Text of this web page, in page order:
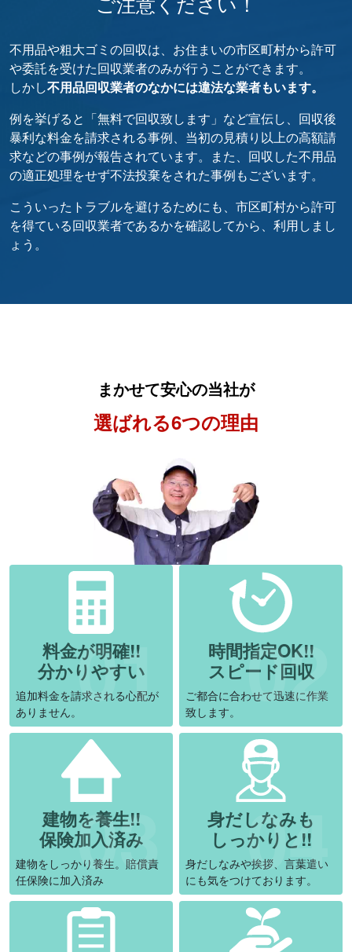
不用品や粗大ゴミの回収は、お住まいの市区町村から許可
や委託を受けた回収業者のみが行うことができます。
しかし不用品回収業者のなかには違法な業者もいます。
例を挙げると「無料で回収致します」など宣伝し、回収後
暴利な料金を請求される事例、当初の見積り以上の高額請
求などの事例が報告されています。また、回収した不用品
の適正処理をせず不法投棄をされた事例もございます。
こういったトラブルを避けるためにも、市区町村から許可
を得ている回収業者であるかを確認してから、利用しまし
ょう。
まかせて安心の当社が
選ばれる6つの理由
料金が明確!!
分かりやすい
追加料金を請求される心配が
ありません。
時間指定OK!!
スピード回収
ご都合に合わせて迅速に作業
致します。
建物を養生!!
保険加入済み
建物をしっかり養生。賠償責
任保険に加入済み
身だしなみも
しっかりと!!
身だしなみや挨拶、言葉遣い
にも気をつけております。